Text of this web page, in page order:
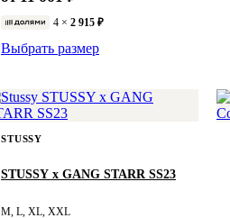
4 × 2 915 ₽
Выбрать размер
STUSSY
STUSSY x GANG STARR SS23
M, L, XL, XXL